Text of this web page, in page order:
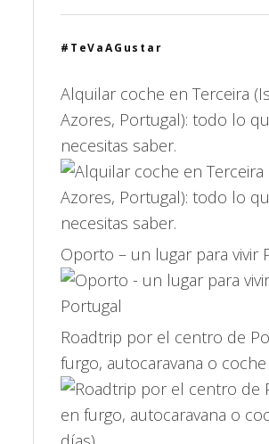
#TeVaAGustar
Alquilar coche en Terceira
Azores, Portugal): todo lo
necesitas saber.
Oporto – un lugar para vivir
Roadtrip por el centro de
furgo, autocaravana o